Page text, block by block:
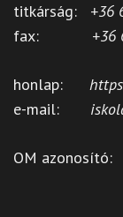
titkárság: +36
fax: +36
honlap:
e-mail:
OM